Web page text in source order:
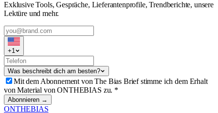
Exklusive Tools, Gespräche, Lieferantenprofile, Trendberichte, unsere
Lektüre und mehr.
+1
Was beschreibt dich am besten?
Mit dem Abonnement von The Bias Brief stimme ich dem Erhalt
von Material von ONTHEBIAS zu. *
Abonnieren →
ONTHEBIAS